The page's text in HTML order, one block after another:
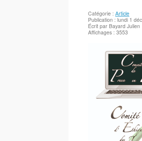
Catégorie : Article
Publication : lundi 1
Écrit par Bayard Julien
Affichages : 3553